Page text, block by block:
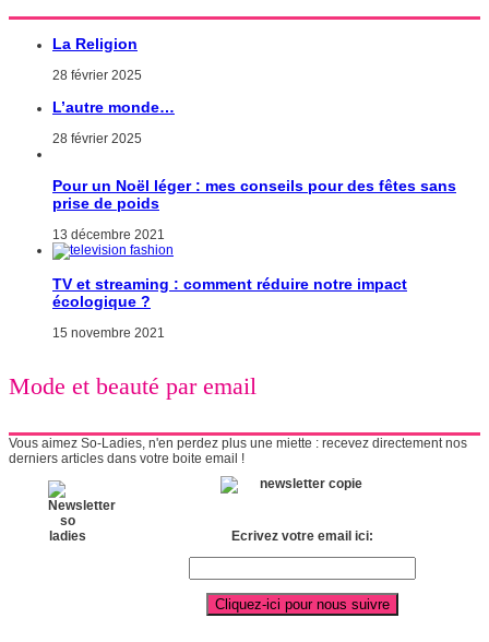
La Religion
28 février 2025
L’autre monde…
28 février 2025
Pour un Noël léger : mes conseils pour des fêtes sans
prise de poids
13 décembre 2021
TV et streaming : comment réduire notre impact
écologique ?
15 novembre 2021
Mode et beauté par email
Vous aimez So-Ladies, n'en perdez plus une miette : recevez directement nos
derniers articles dans votre boite email !
Ecrivez votre email ici: